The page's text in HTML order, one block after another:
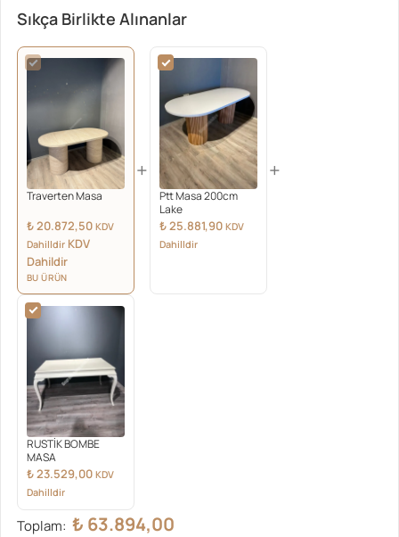
Sıkça Birlikte Alınanlar
Traverten Masa
₺20.872,50 KDV
Dahilldir KDV
Dahildir
BU ÜRÜN
+
Ptt Masa 200cm
Lake
₺25.881,90 KDV
Dahilldir
+
RUSTİK BOMBE
MASA
₺23.529,00 KDV
Dahilldir
Toplam: ₺ 63.894,00